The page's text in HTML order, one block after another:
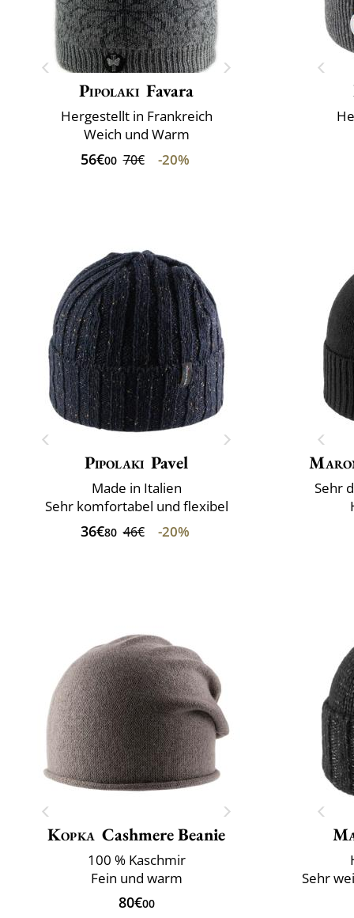
Pipolaki Favara
Hergestellt in Frankreich
Weich und Warm
56€00 70€ -20%
Pipolaki Pavel
Made in Italien
Sehr komfortabel und flexibel
36€80 46€ -20%
Sehr
Kopka Cashmere Beanie
100 % Kaschmir
Fein und warm
80€00
Sehr